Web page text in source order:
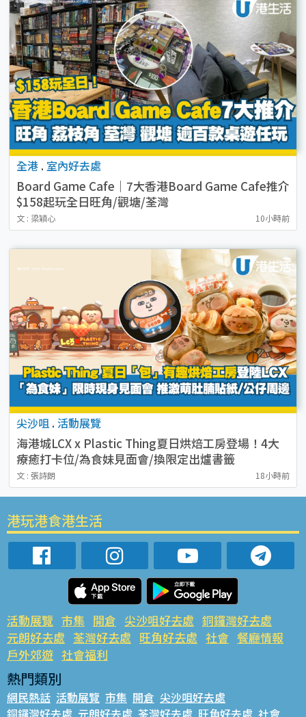
全港 . 室內好去處
Board Game Cafe｜7大香港Board Game Cafe推介
$158起玩全日旺角/觀塘/荃灣
文 : 梁穎心 10小時前
尖沙咀 . 活動展覽
海港城LCX x Plastic Thing夏日烘焙工房登場！4大
療癒打卡位/為食妹見面會/換限定出爐書籤
文 : 張詩朗 18小時前
港玩港食港生活
活動展覽 市集 開倉 尖沙咀好去處 銅鑼灣好去處
元朗好去處 荃灣好去處 旺角好去處 社會 餐廳情報
戶外郊遊 社會福利
熱門類別
網民熱話 活動展覽 市集 開倉 尖沙咀好去處
銅鑼灣好去處 元朗好去處 荃灣好去處 旺角好去處 社會